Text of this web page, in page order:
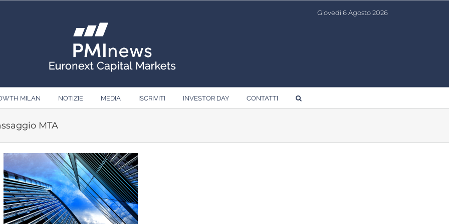
Giovedì 6 Agosto 2026
MILAN NOTIZIE MEDIA ISCRIVITI INVESTOR DAY CONTATTI
MTA
Ingrandisci
immagine